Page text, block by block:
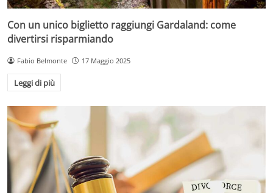
Con un unico biglietto raggiungi Gardaland: come
divertirsi risparmiando
Fabio Belmonte 17 Maggio 2025
Leggi di più